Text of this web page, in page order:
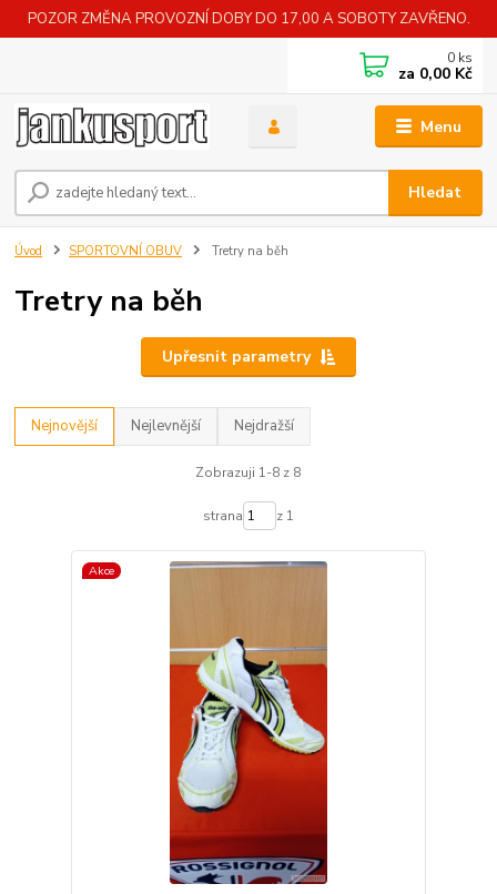
POZOR ZMĚNA PROVOZNÍ DOBY DO 17,00 A SOBOTY ZAVŘENO.
Menu
Hledat
0 ks
za 0,00 Kč
Úvod SPORTOVNÍ OBUV Tretry na běh
Tretry na běh
Upřesnit parametry
Nejnovější Nejlevnější Nejdražší
Zobrazuji 1-8 z 8
strana z 1
Akce